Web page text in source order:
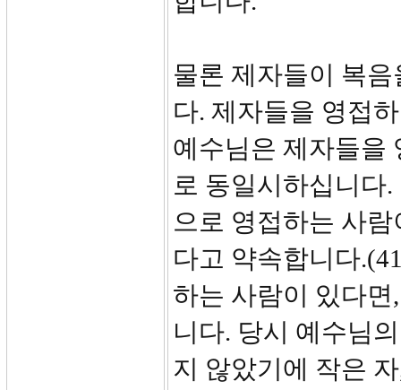
물론 제자들이 복
다. 제자들을 영접
예수님은 제자들을
로 동일시하십니다
으로 영접하는 사
다고 약속합니다
하는 사람이 있다
니다. 당시 예수님
지 않았기에 작은